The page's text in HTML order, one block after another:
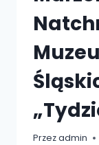
Przezadmin